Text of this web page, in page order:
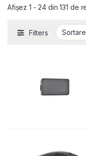
Afișez 1 - 24 din 131 de
Filters